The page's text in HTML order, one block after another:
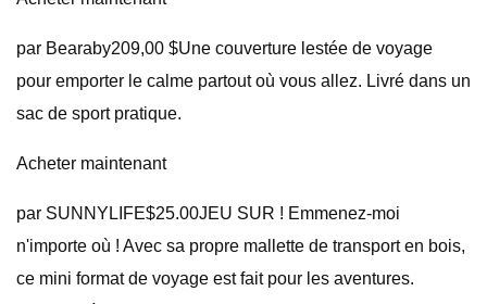
par Bearaby209,00 $Une couverture lestée de voyage
pour emporter le calme partout où vous allez. Livré dans un
sac de sport pratique.
Acheter maintenant
par SUNNYLIFE$25.00JEU SUR ! Emmenez-moi
n'importe où ! Avec sa propre mallette de transport en bois,
ce mini format de voyage est fait pour les aventures.